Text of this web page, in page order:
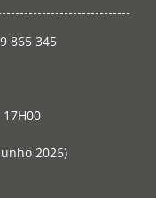
865 345
2026)